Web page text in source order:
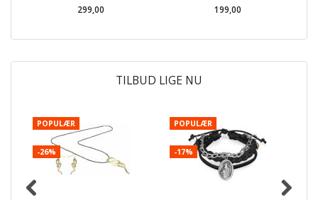
299,00
199,00
TILBUD LIGE NU
POPULÆR
-26%
POPULÆR
-17%